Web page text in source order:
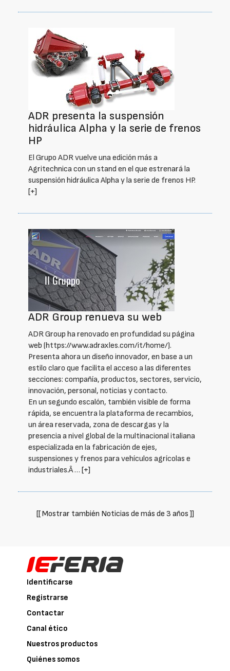
ADR presenta la suspensión
hidráulica Alpha y la serie de frenos
HP
El Grupo ADR vuelve una edición más a
Agritechnica con un stand en el que estrenará la
suspensión hidráulica Alpha y la serie de frenos HP.
[+]
ADR Group renueva su web
ADR Group ha renovado en profundidad su página
web (https://www.adraxles.com/it/home/).
Presenta ahora un diseño innovador, en base a un
estilo claro que facilita el acceso a las diferentes
secciones: compañía, productos, sectores, servicio,
innovación, personal, noticias y contacto.
En un segundo escalón, también visible de forma
rápida, se encuentra la plataforma de recambios,
un área reservada, zona de descargas y la
presencia a nivel global de la multinacional italiana
especializada en la fabricación de ejes,
suspensiones y frenos para vehículos agrícolas e
industriales.Â … [+]
[[ Mostrar también Noticias de más de 3 años ]]
Identificarse
Registrarse
Contactar
Canal ético
Nuestros productos
Quiénes somos